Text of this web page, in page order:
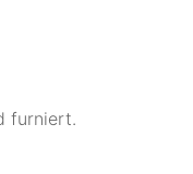
furniert.